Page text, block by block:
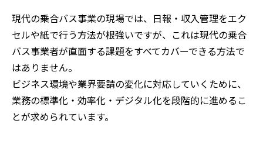
現代の乗合バス事業の現場では、日報・収入管理をエク
セルや紙で行う方法が根強いですが、これは現代の乗合
バス事業者が直面する課題をすべてカバーできる方法で
はありません。
ビジネス環境や業界要請の変化に対応していくために、
業務の標準化・効率化・デジタル化を段階的に進めるこ
とが求められています。